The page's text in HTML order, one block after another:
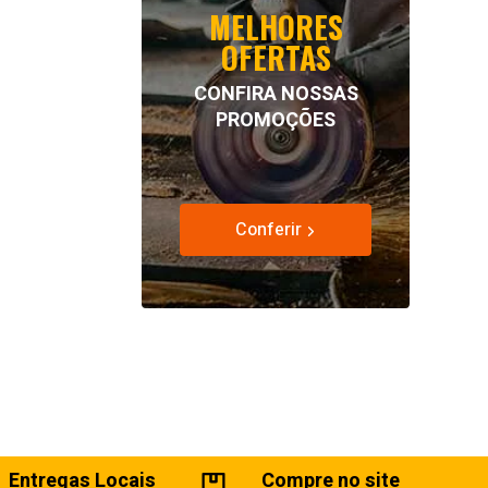
MELHORES
OFERTAS
CONFIRA NOSSAS
PROMOÇÕES
Conferir
Entregas Locais Compre no site